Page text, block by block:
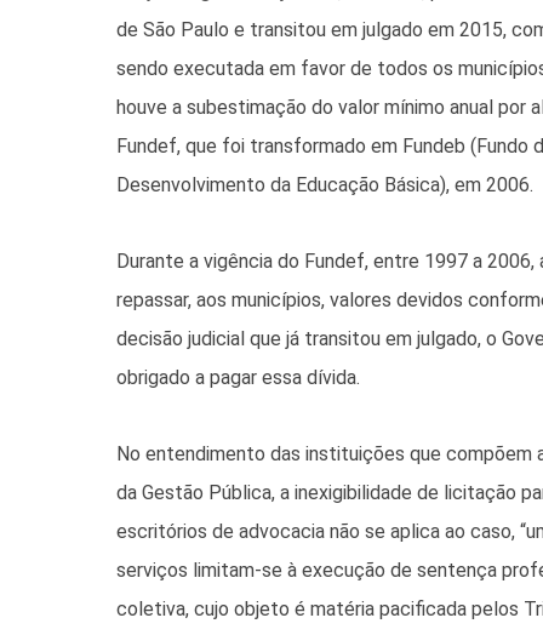
de São Paulo e transitou em julgado em 2015,
sendo executada em favor de todos os
houve a subestimação do valor mínimo anual por
Fundef, que foi transformado em Fundeb (Fundo
Desenvolvimento da Educação Básica), em 2006.
Durante a vigência do Fundef, entre 1997 a 2006,
repassar, aos municípios, valores devidos
decisão judicial que já transitou em julgado, o
obrigado a pagar essa dívida.
No entendimento das instituições que compõem
da Gestão Pública, a inexigibilidade de licitação
escritórios de advocacia não se aplica ao caso,
serviços limitam-se à execução de sentença
coletiva, cujo objeto é matéria pacificada pelos